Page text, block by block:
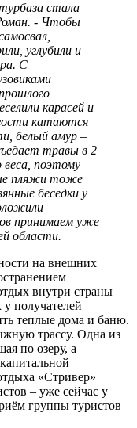
стала
- Чтобы
углубили и
С
карасей и
катаются
белый амур –
травы в 2
веса, поэтому
пляжи тоже
беседки у
принимаем уже
области.
на внешних
внутри страны
получателей
теплые дома и баню.
трассу. Одна из
по озеру, а
«Стривер»
– уже сейчас у
группы туристов